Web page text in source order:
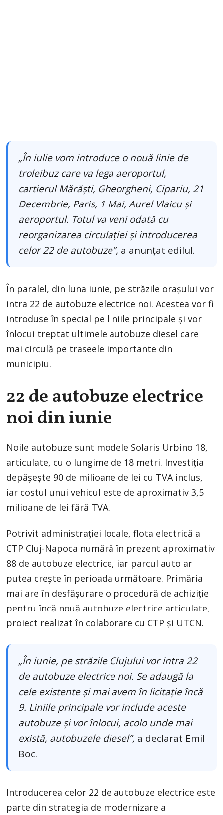
„În iulie vom introduce o nouă linie de
troleibuz care va lega aeroportul,
cartierul Mărăști, Gheorgheni, Cipariu, 21
Decembrie, Paris, 1 Mai, Aurel Vlaicu și
aeroportul. Totul va veni odată cu
reorganizarea circulației și introducerea
celor 22 de autobuze”, a anunțat edilul.
În paralel, din luna iunie, pe străzile orașului vor
intra 22 de autobuze electrice noi. Acestea vor fi
introduse în special pe liniile principale și vor
înlocui treptat ultimele autobuze diesel care
mai circulă pe traseele importante din
municipiu.
22 de autobuze electrice
noi din iunie
Noile autobuze sunt modele Solaris Urbino 18,
articulate, cu o lungime de 18 metri. Investiția
depășește 90 de milioane de lei cu TVA inclus,
iar costul unui vehicul este de aproximativ 3,5
milioane de lei fără TVA.
Potrivit administrației locale, flota electrică a
CTP Cluj-Napoca numără în prezent aproximativ
88 de autobuze electrice, iar parcul auto ar
putea crește în perioada următoare. Primăria
mai are în desfășurare o procedură de achiziție
pentru încă nouă autobuze electrice articulate,
proiect realizat în colaborare cu CTP și UTCN.
„În iunie, pe străzile Clujului vor intra 22
de autobuze electrice noi. Se adaugă la
cele existente și mai avem în licitație încă
9. Liniile principale vor include aceste
autobuze și vor înlocui, acolo unde mai
există, autobuzele diesel”, a declarat Emil
Boc.
Introducerea celor 22 de autobuze electrice este
parte din strategia de modernizare a